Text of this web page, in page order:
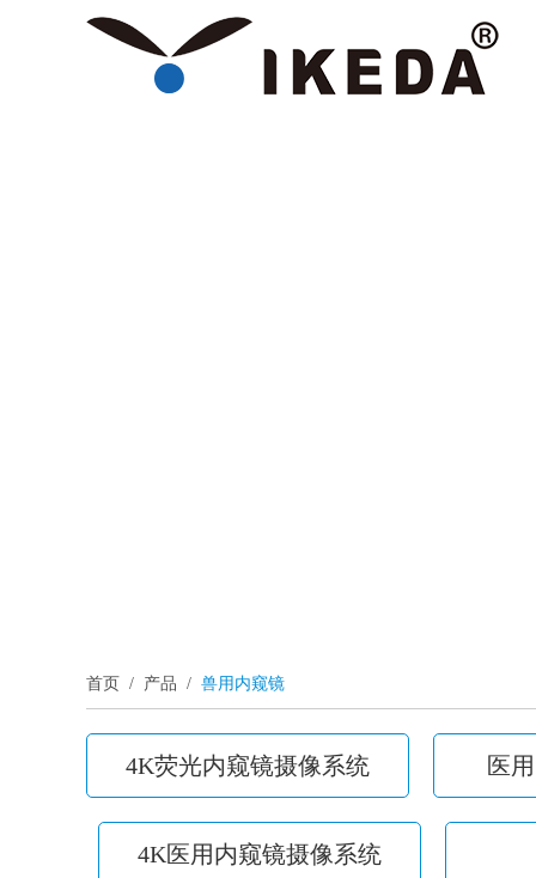
首页 / 产品 / 兽用内窥镜
4K荧光内窥镜摄像系统 医
4K医用内窥镜摄像系统